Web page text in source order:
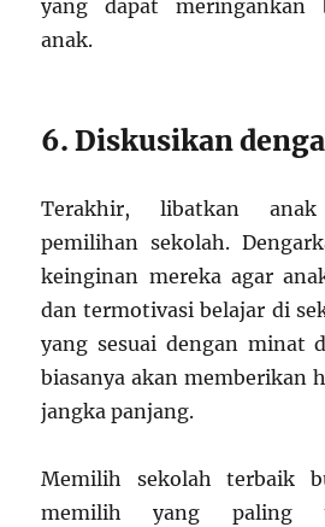
yang dapat meringankan
anak.
6. Diskusikan
Terakhir, libatkan
pemilihan sekolah.
keinginan mereka agar
dan termotivasi belajar di
yang sesuai dengan minat
biasanya akan memberikan
jangka panjang.
Memilih sekolah terbaik
memilih yang paling